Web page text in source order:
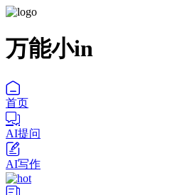
万能小in
首页
AI提问
AI写作